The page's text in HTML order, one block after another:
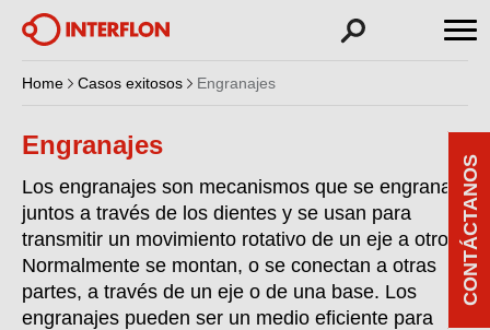
Home Casos exitosos Engranajes
Engranajes
Los engranajes son mecanismos que se engranan
juntos a través de los dientes y se usan para
transmitir un movimiento rotativo de un eje a otro.
Normalmente se montan, o se conectan a otras
partes, a través de un eje o de una base. Los
engranajes pueden ser un medio eficiente para
CONTÁCTANOS